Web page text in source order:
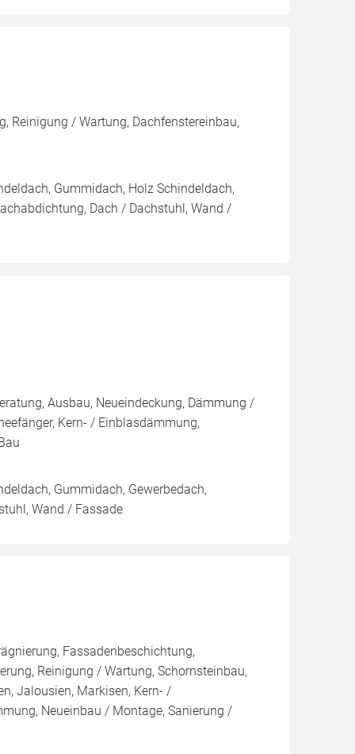
Reinigung / Wartung, Dachfenstereinbau,
Gummidach, Holz Schindeldach,
Dach / Dachstuhl, Wand /
Ausbau, Neueindeckung, Dämmung /
Kern- / Einblasdämmung,
Gummidach, Gewerbedach,
Wand / Fassade
Fassadenbeschichtung,
Reinigung / Wartung, Schornsteinbau,
Jalousien, Markisen, Kern- /
Neueinbau / Montage, Sanierung /